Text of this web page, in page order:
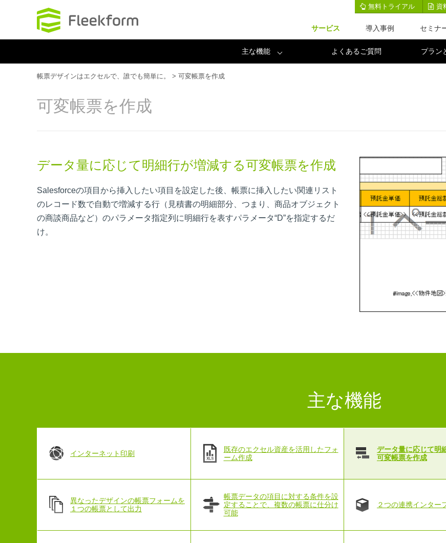
クラウド環境に最適な統合帳票出力サービス
無料トライアル 資
サービス 導入事例 セミナ
主な機能 よくあるご質問 プラン
可変帳票を作成
帳票デザインはエクセルで、誰でも簡単に。 > 可変帳票を作成
データ量に応じて明細行が増減する可変帳票を作成
Salesforceの項目から挿入したい項目を設定した後、帳票に挿入したい関連リスト
のレコード数で自動で増減する行（見積書の明細部分、つまり、商品オブジェクト
の商談商品など）のパラメータ指定列に明細行を表すパラメータ“D”を指定するだ
け。
主な機能
インターネット印刷
既存のエクセル資産を活用したフォ
ーム作成
データ量に応じて明
可変帳票を作成
異なったデザインの帳票フォームを
１つの帳票として出力
帳票データの項目に対する条件を設
定することで、複数の帳票に仕分け
可能
２つの連携インター